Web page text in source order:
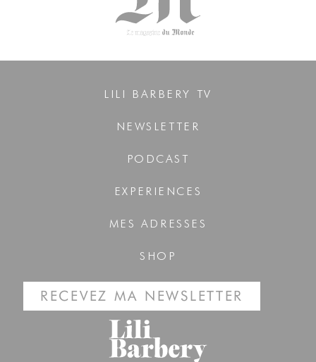
LILI BARBERY TV
NEWSLETTER
PODCAST
EXPERIENCES
MES ADRESSES
SHOP
RECEVEZ MA NEWSLETTER